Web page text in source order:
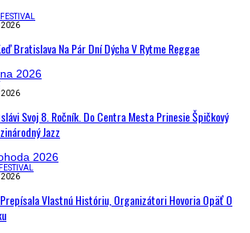
2026
Bratislava Na Pár Dní Dýcha V Rytme Reggae
2026
Svoj 8. Ročník. Do Centra Mesta Prinesie Špičkový
Jazz
2026
Vlastnú Históriu, Organizátori Hovoria Opäť O